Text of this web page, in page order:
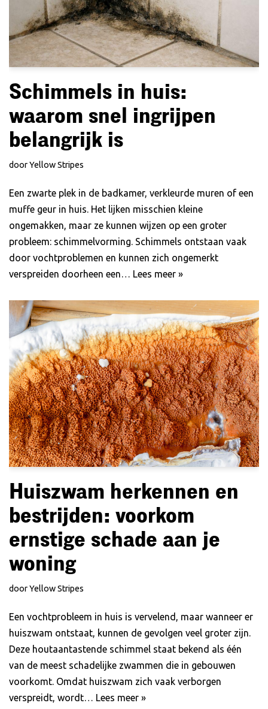
Schimmels in huis:
waarom snel ingrijpen
belangrijk is
doorYellow Stripes
Een zwarte plek in de badkamer, verkleurde muren of een
muffe geur in huis. Het lijken misschien kleine
ongemakken, maar ze kunnen wijzen op een groter
probleem: schimmelvorming. Schimmels ontstaan vaak
door vochtproblemen en kunnen zich ongemerkt
verspreiden doorheen een… Lees meer »
Huiszwam herkennen en
bestrijden: voorkom
ernstige schade aan je
woning
doorYellow Stripes
Een vochtprobleem in huis is vervelend, maar wanneer er
huiszwam ontstaat, kunnen de gevolgen veel groter zijn.
Deze houtaantastende schimmel staat bekend als één
van de meest schadelijke zwammen die in gebouwen
voorkomt. Omdat huiszwam zich vaak verborgen
verspreidt, wordt… Lees meer »